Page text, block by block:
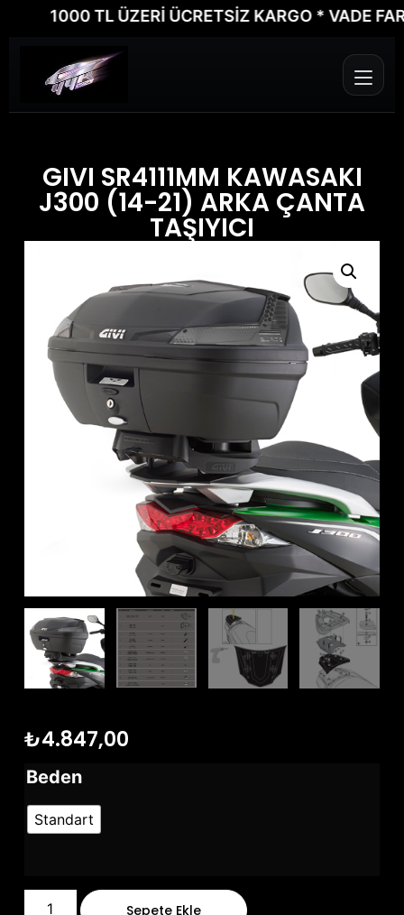
1000 TL ÜZERİ ÜCRETSİZ KARGO * VADE
GIVI SR4111MM KAWASAKI
J300 (14-21) ARKA ÇANTA
TAŞIYICI
₺4.847,00
Beden
Standart
Sepete Ekle